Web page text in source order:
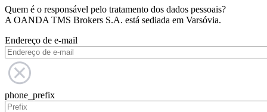
Quem é o responsável pelo tratamento dos dados pessoais?
A OANDA TMS Brokers S.A. está sediada em Varsóvia.
Endereço de e-mail
phone_prefix